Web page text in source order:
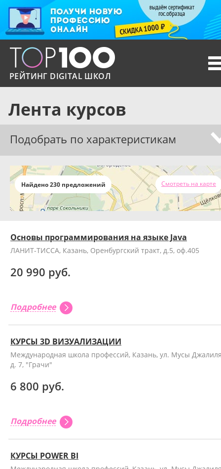
РЕЙТИНГ DIGITAL ШКОЛ
Лента курсов
Подобрать по характеристикам
Найдено 230 предложений Смотреть на карте
Основы программирования на языке Java
ЛАНИТ-ТИССА, Казань, Оренбургский тракт, д.5, оф.405
20 990 руб.
Подробнее
КУРСЫ 3D ВИЗУАЛИЗАЦИИ
Международная школа профессий, Казань, ул. Мусы
д. 7, "Грачи"
6 800 руб.
Подробнее
КУРСЫ POWER BI